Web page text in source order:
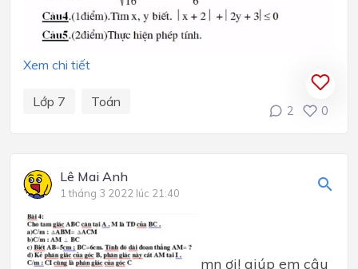
Xem chi tiết
Lớp 7 Toán
2 0
Lê Mai Anh
1 tháng 3 2022 lúc 21:40
mn ơi! giúp em câu